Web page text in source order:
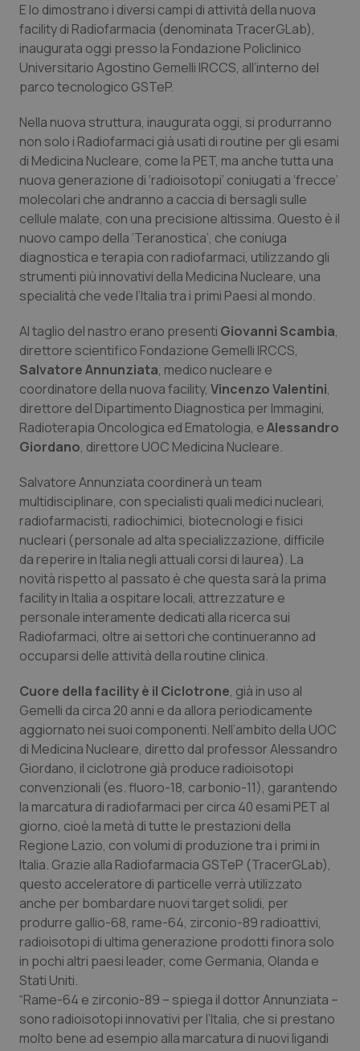
Campania
Emilia-Romagna
Lazio
Liguria
Lombardia
Marche
Piemonte
Provincia Autonoma di Bolzano
Provincia Autonoma di Trento
Puglia
Sardegna
Sicilia
Toscana
Umbria
Valle D’Aosta
Veneto
Car-T
Colesterolo & coronaropatie
Diabete & glucometri
Disturbi dell’umore
Dolore
Donna & Salute
HIV
Infezioni & Febbre
Ipertensione & Scompenso
Malattie rare
Malattia di Crohn & Rettocolite Ulcerosa
Neuroscienze & patologie neurodegenerative
Obesità
Oftalmologia
Oncodermatologia
Oncoematologia
Oncologia & Nutrizione
Psoriasi & pelle
Quotidiano Cardiologia
Quotidiano Chirurgia
Quotidiano Oncologia
Quotidiano Pediatria
Rene & patologie urogenitali
E lo dimostrano i diversi campi di attività della nuova
facility di Radiofarmacia (denominata TracerGLab),
inaugurata oggi presso la Fondazione Policlinico
Universitario Agostino Gemelli IRCCS, all’interno del
parco tecnologico GSTeP.
Nella nuova struttura, inaugurata oggi, si produrranno
non solo i Radiofarmaci già usati di routine per gli esami
di Medicina Nucleare, come la PET, ma anche tutta una
nuova generazione di ‘radioisotopi’ coniugati a ‘frecce’
molecolari che andranno a caccia di bersagli sulle
cellule malate, con una precisione altissima. Questo è il
nuovo campo della ‘Teranostica’, che coniuga
diagnostica e terapia con radiofarmaci, utilizzando gli
strumenti più innovativi della Medicina Nucleare, una
specialità che vede l’Italia tra i primi Paesi al mondo.
Al taglio del nastro erano presenti Giovanni Scambia,
direttore scientifico Fondazione Gemelli IRCCS,
Salvatore Annunziata, medico nucleare e
coordinatore della nuova facility, Vincenzo Valentini,
direttore del Dipartimento Diagnostica per Immagini,
Radioterapia Oncologica ed Ematologia, eAlessandro
Giordano, direttore UOC Medicina Nucleare.
Salvatore Annunziata coordinerà un team
multidisciplinare, con specialisti quali medici nucleari,
radiofarmacisti, radiochimici, biotecnologi e fisici
nucleari (personale ad alta specializzazione, difficile
da reperire in Italia negli attuali corsi di laurea). La
novità rispetto al passato è che questa sarà la prima
facility in Italia a ospitare locali, attrezzature e
personale interamente dedicati alla ricerca sui
Radiofarmaci, oltre ai settori che continueranno ad
occuparsi delle attività della routine clinica.
Cuore della facility è il Ciclotrone, già in uso al
Gemelli da circa 20 anni e da allora periodicamente
aggiornato nei suoi componenti. Nell’ambito della UOC
di Medicina Nucleare, diretto dal professor Alessandro
Giordano, il ciclotrone già produce radioisotopi
convenzionali (es. fluoro-18, carbonio-11), garantendo
la marcatura di radiofarmaci per circa 40 esami PET al
giorno, cioè la metà di tutte le prestazioni della
Regione Lazio, con volumi di produzione tra i primi in
Italia. Grazie alla Radiofarmacia GSTeP (TracerGLab),
questo acceleratore di particelle verrà utilizzato
anche per bombardare nuovi target solidi, per
produrre gallio-68, rame-64, zirconio-89 radioattivi,
radioisotopi di ultima generazione prodotti finora solo
in pochi altri paesi leader, come Germania, Olanda e
Stati Uniti.
“Rame-64 e zirconio-89 – spiega il dottor Annunziata –
sono radioisotopi innovativi per l’Italia, che si prestano
molto bene ad esempio alla marcatura di nuovi ligandi